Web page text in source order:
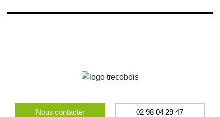
Nous contacter 02 98 04 29 47